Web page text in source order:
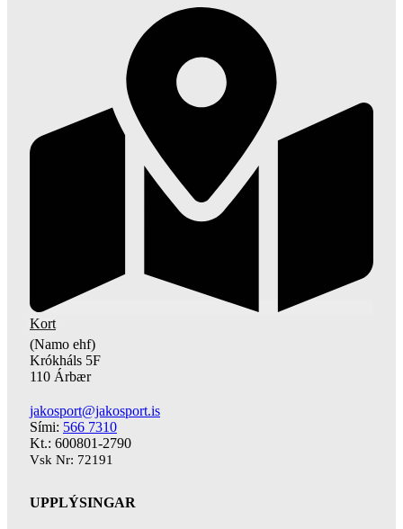
Kort
(Namo ehf)
Krókháls 5F
110 Árbær
jakosport@jakosport.is
Sími: 566 7310
Kt.: 600801-2790
Vsk Nr: 72191
UPPLÝSINGAR